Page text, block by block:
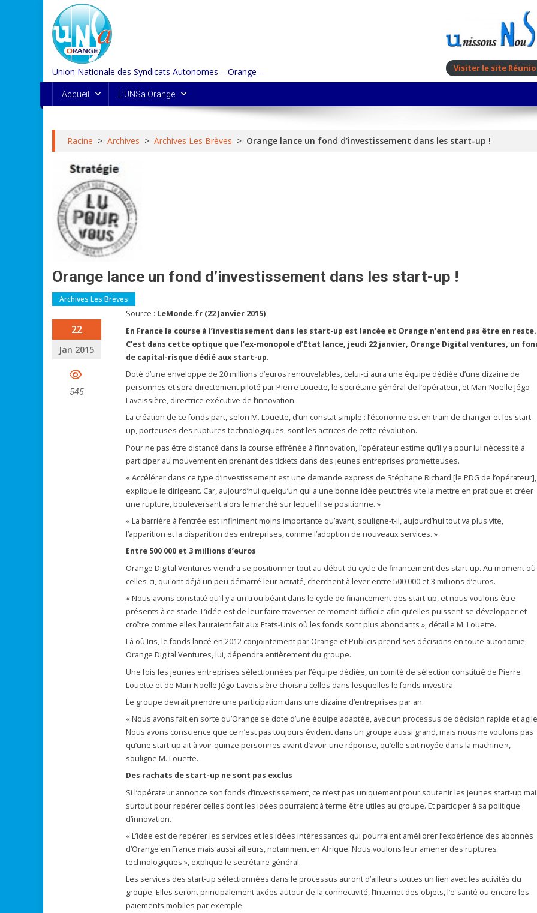
content
Union Nationale des Syndicats Autonomes – Orange – Visiter le site
Accueil L’UNSa Orange
Racine > Archives > Archives Les Brèves > Orange lance un fond d’investissement dans les start-up !
Orange lance un fond d’investissement dans les start-up !
Archives Les Brèves
22
Jan 2015
545
Source : LeMonde.fr (22 Janvier 2015)
En France la course à l’investissement dans les start-up est lancée et Orange n’entend pas être en reste.
C’est dans cette optique que l’ex-monopole d’Etat lance, jeudi 22 janvier, Orange Digital ventures, un
de capital-risque dédié aux start-up.
Doté d’une enveloppe de 20 millions d’euros renouvelables, celui-ci aura une équipe dédiée d’une dizaine de
personnes et sera directement piloté par Pierre Louette, le secrétaire général de l’opérateur, et Mari-Noëlle Jégo-
Laveissière, directrice exécutive de l’innovation.
La création de ce fonds part, selon M. Louette, d’un constat simple : l’économie est en train de changer et les start-
up, porteuses des ruptures technologiques, sont les actrices de cette révolution.
Pour ne pas être distancé dans la course effrénée à l’innovation, l’opérateur estime qu’il y a pour lui nécessité à
participer au mouvement en prenant des tickets dans des jeunes entreprises prometteuses.
« Accélérer dans ce type d’investissement est une demande express de Stéphane Richard [le PDG de l’opérateur],
explique le dirigeant. Car, aujourd’hui quelqu’un qui a une bonne idée peut très vite la mettre en pratique et créer
une rupture, bouleversant alors le marché sur lequel il se positionne. »
« La barrière à l’entrée est infiniment moins importante qu’avant, souligne-t-il, aujourd’hui tout va plus vite,
l’apparition et la disparition des entreprises, comme l’adoption de nouveaux services. »
Entre 500 000 et 3 millions d’euros
Orange Digital Ventures viendra se positionner tout au début du cycle de financement des start-up. Au moment où
celles-ci, qui ont déjà un peu démarré leur activité, cherchent à lever entre 500 000 et 3 millions d’euros.
« Nous avons constaté qu’il y a un trou béant dans le cycle de financement des start-up, et nous voulons être
présents à ce stade. L’idée est de leur faire traverser ce moment difficile afin qu’elles puissent se développer et
croître comme elles l’auraient fait aux Etats-Unis où les fonds sont plus abondants », détaille M. Louette.
Là où Iris, le fonds lancé en 2012 conjointement par Orange et Publicis prend ses décisions en toute autonomie,
Orange Digital Ventures, lui, dépendra entièrement du groupe.
Une fois les jeunes entreprises sélectionnées par l’équipe dédiée, un comité de sélection constitué de Pierre
Louette et de Mari-Noëlle Jégo-Laveissière choisira celles dans lesquelles le fonds investira.
Le groupe devrait prendre une participation dans une dizaine d’entreprises par an.
« Nous avons fait en sorte qu’Orange se dote d’une équipe adaptée, avec un processus de décision rapide et
Nous avons conscience que ce n’est pas toujours évident dans un groupe aussi grand, mais nous ne voulons pas
qu’une start-up ait à voir quinze personnes avant d’avoir une réponse, qu’elle soit noyée dans la machine »,
souligne M. Louette.
Des rachats de start-up ne sont pas exclus
Si l’opérateur annonce son fonds d’investissement, ce n’est pas uniquement pour soutenir les jeunes start-up
surtout pour repérer celles dont les idées pourraient à terme être utiles au groupe. Et participer à sa politique
d’innovation.
« L’idée est de repérer les services et les idées intéressantes qui pourraient améliorer l’expérience des abonnés
d’Orange en France mais aussi ailleurs, notamment en Afrique. Nous voulons leur amener des ruptures
technologiques », explique le secrétaire général.
Les services des start-up sélectionnées dans le processus auront d’ailleurs toutes un lien avec les activités du
groupe. Elles seront principalement axées autour de la connectivité, l’Internet des objets, l’e-santé ou encore les
paiements mobiles par exemple.